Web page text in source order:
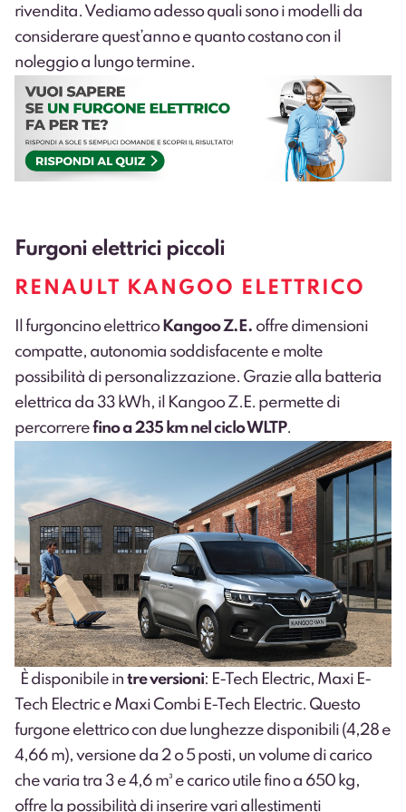
rivendita. Vediamo adesso quali sono i modelli da
considerare quest’anno e quanto costano con il
noleggio a lungo termine.
Furgoni elettrici piccoli
RENAULT KANGOO ELETTRICO
Il furgoncino elettrico Kangoo Z.E. offre dimensioni
compatte, autonomia soddisfacente e molte
possibilità di personalizzazione. Grazie alla batteria
elettrica da 33 kWh, il Kangoo Z.E. permette di
percorrerefino a 235 km nel ciclo WLTP.
È disponibile in tre versioni: E-Tech Electric, Maxi E-
Tech Electric e Maxi Combi E-Tech Electric. Questo
furgone elettrico con due lunghezze disponibili (4,28 e
4,66 m), versione da 2 o 5 posti, un volume di carico
che varia tra 3 e 4,6 m³ e carico utile fino a 650 kg,
offre la possibilità di inserire vari allestimenti